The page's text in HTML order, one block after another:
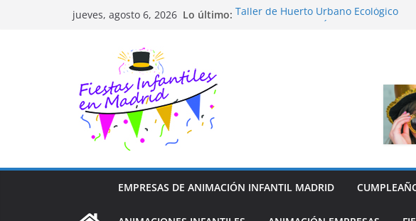
jueves, agosto 6, 2026 Lo último: Taller de Huerto Urbano Ecológico
EMPRESAS DE ANIMACIÓN INFANTIL MADRID